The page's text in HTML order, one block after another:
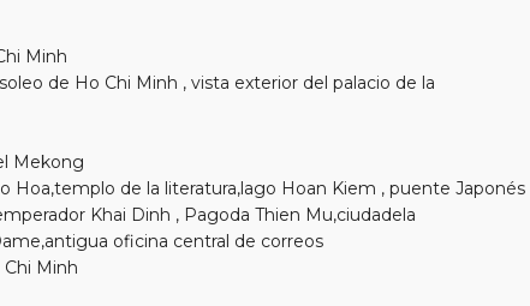
Minh
de Ho Chi Minh , vista exterior del palacio de la
Mekong
Hoa,templo de la literatura,lago Hoan Kiem , puente Japonés
Khai Dinh , Pagoda Thien Mu,ciudadela
oficina central de correos
Minh